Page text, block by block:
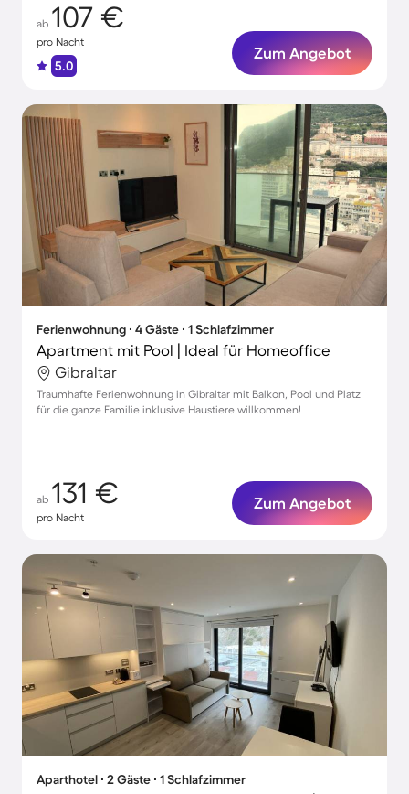
ab 107 €
pro Nacht
5.0
Zum Angebot
Ferienwohnung ∙ 4 Gäste ∙ 1 Schlafzimmer
Apartment mit Pool | Ideal für Homeoffice
Gibraltar
Traumhafte Ferienwohnung in Gibraltar mit Balkon, Pool und Platz
für die ganze Familie inklusive Haustiere willkommen!
ab 131 €
pro Nacht
Zum Angebot
Aparthotel ∙ 2 Gäste ∙ 1 Schlafzimmer